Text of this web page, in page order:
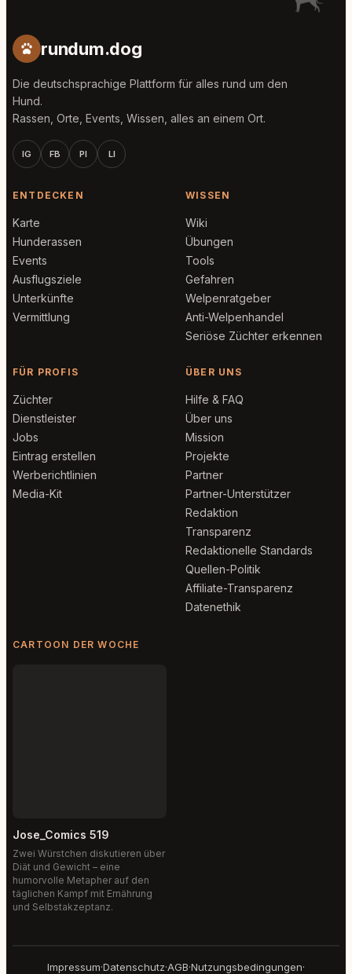
rundum.dog
Die deutschsprachige Plattform für alles rund um den
Hund.
Rassen, Orte, Events, Wissen, alles an einem Ort.
IG FB PI LI
ENTDECKEN
Karte
Hunderassen
Events
Ausflugsziele
Unterkünfte
Vermittlung
WISSEN
Wiki
Übungen
Tools
Gefahren
Welpenratgeber
Anti-Welpenhandel
Seriöse Züchter erkennen
FÜR PROFIS
Züchter
Dienstleister
Jobs
Eintrag erstellen
Werberichtlinien
Media-Kit
ÜBER UNS
Hilfe & FAQ
Über uns
Mission
Projekte
Partner
Partner-Unterstützer
Redaktion
Transparenz
Redaktionelle Standards
Quellen-Politik
Affiliate-Transparenz
Datenethik
CARTOON DER WOCHE
Jose_Comics 519
Zwei Würstchen diskutieren über
Diät und Gewicht – eine
humorvolle Metapher auf den
täglichen Kampf mit Ernährung
und Selbstakzeptanz.
Impressum·Datenschutz·AGB·Nutzungsbedingungen·